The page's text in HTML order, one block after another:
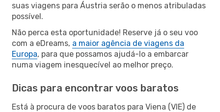
suas viagens para Áustria serão o menos atribuladas
possível.
Não perca esta oportunidade! Reserve já o seu voo
com a eDreams, a maior agência de viagens da
Europa, para que possamos ajudá-lo a embarcar
numa viagem inesquecível ao melhor preço.
Dicas para encontrar voos baratos
Está à procura de voos baratos para Viena (VIE) de